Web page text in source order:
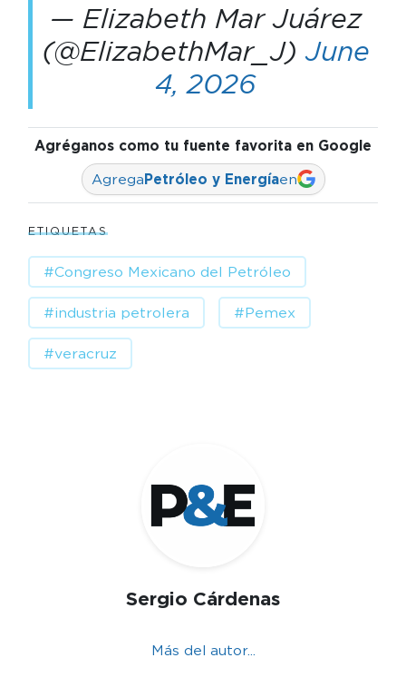
— Elizabeth Mar Juárez
(@ElizabethMar_J)June
4, 2026
Agréganos como tu fuente favorita en Google
AgregaPetróleo y Energíaen
ETIQUETAS
#Congreso Mexicano del Petróleo
#industria petrolera #Pemex
#veracruz
Sergio Cárdenas
Más del autor...